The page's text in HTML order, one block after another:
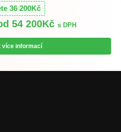
36 200Kč
54 200Kč s DPH
více informací